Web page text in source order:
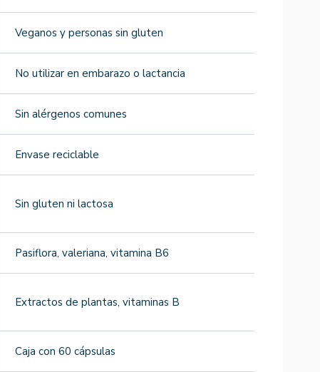
Veganos y personas sin gluten
No utilizar en embarazo o lactancia
Sin alérgenos comunes
Envase reciclable
Sin gluten ni lactosa
Pasiflora, valeriana, vitamina B6
Extractos de plantas, vitaminas B
Caja con 60 cápsulas